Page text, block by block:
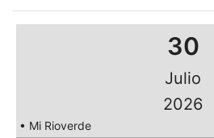
30
Julio
2026
• Mi Rioverde